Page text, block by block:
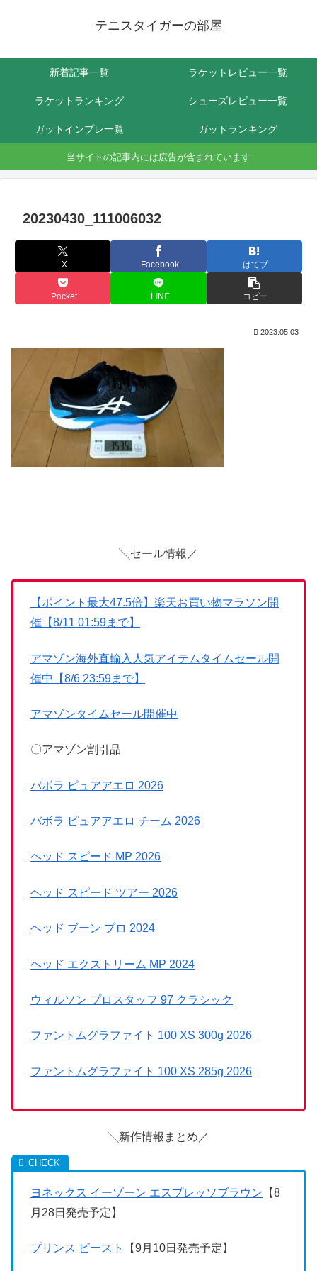
テニスタイガーの部屋
新着記事一覧 ラケットレビュー一覧
ラケットランキング シューズレビュー一覧
ガットインプレ一覧 ガットランキング
当サイトの記事内には広告が含まれています
20230430_111006032
X Facebook はてブ
Pocket LINE コピー
2023.05.03
╲セール情報／
【ポイント最大47.5倍】楽天お買い物マラソン開
催【8/11 01:59まで】
アマゾン海外直輸入人気アイテムタイムセール開
催中【8/6 23:59まで】
アマゾンタイムセール開催中
〇アマゾン割引品
バボラ ピュアアエロ 2026
バボラ ピュアアエロ チーム 2026
ヘッド スピード MP 2026
ヘッド スピード ツアー 2026
ヘッド ブーン プロ 2024
ヘッド エクストリーム MP 2024
ウィルソン プロスタッフ 97 クラシック
ファントムグラファイト 100 XS 300g 2026
ファントムグラファイト 100 XS 285g 2026
╲新作情報まとめ／
ヨネックス イーゾーン エスプレッソブラウン 【8
月28日発売予定】
プリンス ビースト 【9月10日発売予定】